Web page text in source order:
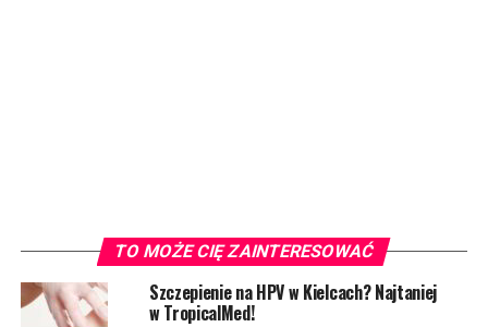
TO MOŻE CIĘ ZAINTERESOWAĆ
Szczepienie na HPV w Kielcach? Najtaniej
w TropicalMed!